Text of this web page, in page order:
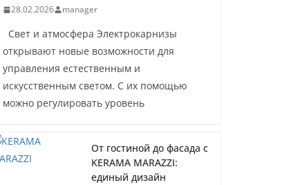
28.02.2026 manager
Свет и атмосфера Электрокарнизы
открывают новые возможности для
управления естественным и
искусственным светом. С их помощью
можно регулировать уровень
От гостиной до фасада с
KERAMA MARAZZI:
единый дизайн